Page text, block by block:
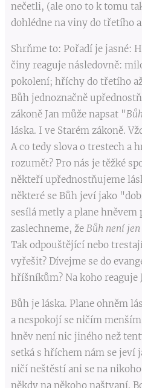
nečetli, (ale ono to k tomu
dohlédne na viny do třetího
Shrňme to: Pořadí je jasné:
činy reaguje následovně:
pokolení; hříchy do třetího
Bůh jednoznačně
zákoně Jan může napsat "
láska. I ve Starém zákoně.
A co tedy slova o trestech a
rozumět? Pro nás je těžké
někteří upřednostňujeme
některé se Bůh jeví jako
sesílá metly a plane
zaslechneme, že Bůh není
Tak odpouštějící nebo
vyřešit? Dívejme se do
hříšníkům? Na koho reaguje
Bůh je láska. Plane ohněm
a nespokojí se ničím
hněv není nic jiného než
setká s hříchem nám se jeví
ničí neštěstí ani se na
někdy na někoho naštvaní.